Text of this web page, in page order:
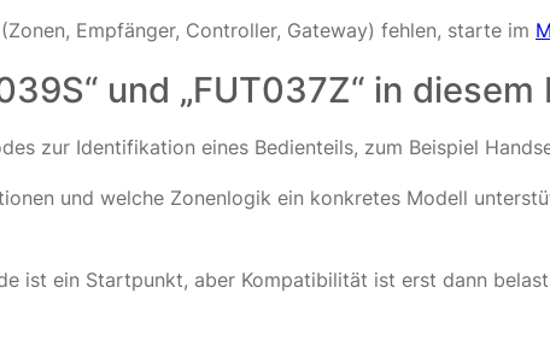
Empfänger, Controller, Gateway) fehlen, starte im
und „FUT037Z“ in
zur Identifikation eines Bedienteils, zum Beispiel
und welche Zonenlogik ein konkretes Modell
ist ein Startpunkt, aber Kompatibilität ist erst dann